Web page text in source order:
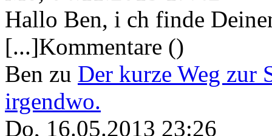
Hallo Ben, i ch finde
[...]Kommentare ()
Ben zu Der kurze Weg zur
irgendwo.
Do, 16.05.2013 23:26